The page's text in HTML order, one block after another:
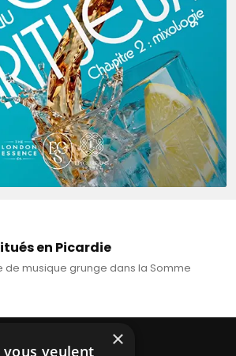
en Picardie
de musique grunge dans la Somme
×
veulent